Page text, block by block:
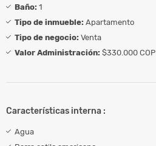
Baño: 1
Tipo de inmueble: Apartamento
Tipo de negocio: Venta
Valor Administración: $330.000 COP
Características interna :
Agua